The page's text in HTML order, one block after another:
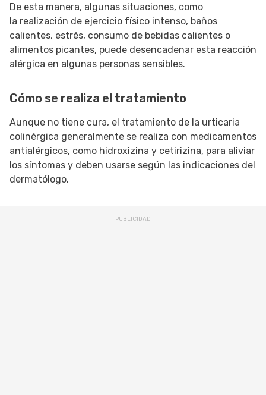
De esta manera, algunas situaciones, como
la realización de ejercicio físico intenso, baños
calientes, estrés, consumo de bebidas calientes o
alimentos picantes, puede desencadenar esta reacción
alérgica en algunas personas sensibles.
Cómo se realiza el tratamiento
Aunque no tiene cura, el tratamiento de la urticaria
colinérgica generalmente se realiza con medicamentos
antialérgicos, como hidroxizina y cetirizina, para aliviar
los síntomas y deben usarse según las indicaciones del
dermatólogo.